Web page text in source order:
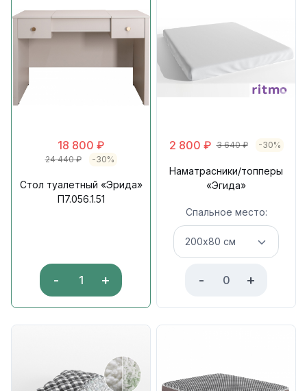
18 800 ₽
24 440₽ -30%
Стол туалетный «Эрида»
П7.056.1.51
- +
2 800 ₽ 3 640₽ -30%
Наматрасники/топперы
«Эгида»
Спальное место:
- +